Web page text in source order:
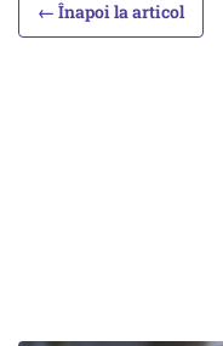
← Înapoi la articol